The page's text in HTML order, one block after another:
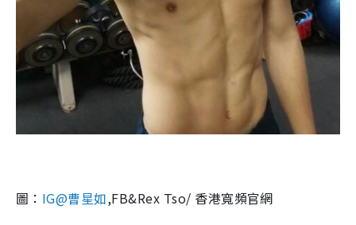
圖： IG@曹星如,FB&Rex Tso/ 香港寬頻官網